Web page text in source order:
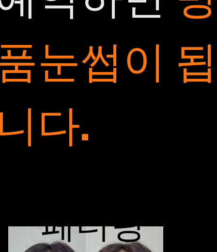
눈썹이
다.
페더링